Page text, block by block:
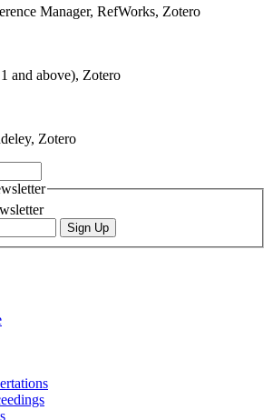
Manager, RefWorks, Zotero
and above), Zotero
Zotero